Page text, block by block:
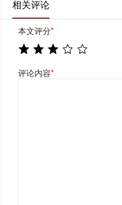
相关评论
本文评分*
评论内容*